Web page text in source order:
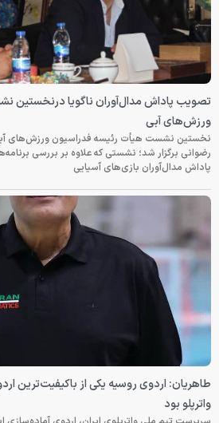
تصویب پاداش مدال‌آوران ناگویا درنخستین
ورزش‌های آبی
نخستین نشست هیأت رئیسه فدراسیون ورزش‌های
رضوانی برگزار شد؛ نشستی که علاوه بر بررسی
پاداش مدال‌آوران بازی‌های آسیایی
طاهریان: اردوی روسیه یکی از باکیفیت‌ترین
واترپلو بود